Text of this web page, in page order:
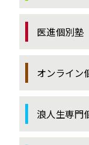
医進個別塾
オンライン
浪人生専門